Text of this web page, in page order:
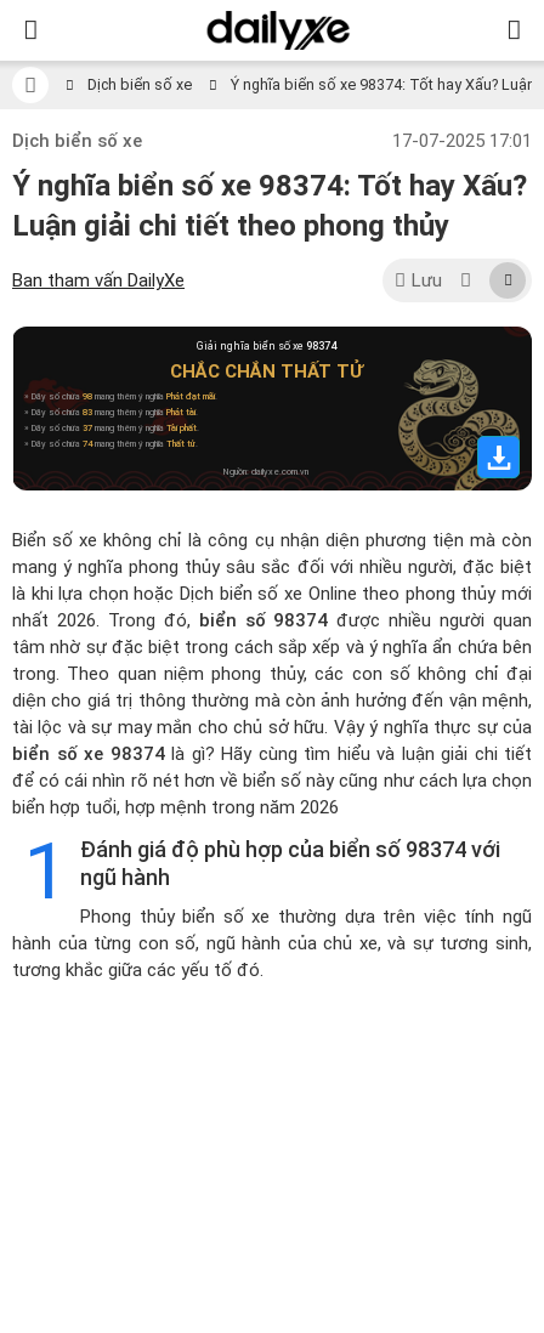
Dịch biển số xe Ý nghĩa biển số xe 98374: Tốt hay Xấu?
Dịch biển số xe 17-07-2025 17:01
Ý nghĩa biển số xe 98374: Tốt hay Xấu?
Luận giải chi tiết theo phong thủy
Ban tham vấn DailyXe Lưu
Giải nghĩa biển số xe 98374
CHẮC CHẮN THẤT TỬ
» Dãy số chứa98 mang thêm ý nghĩa Phát đạt mãi.
» Dãy số chứa 83 mang thêm ý nghĩaPhát tài.
» Dãy số chứa 37 mang thêm ý nghĩaTài phất.
» Dãy số chứa 74mang thêm ý nghĩa Thất tử.
Nguồn: dailyxe.com.vn
Biển số xe không chỉ là công cụ nhận diện phương tiện mà còn
mang ý nghĩa phong thủy sâu sắc đối với nhiều người, đặc biệt
là khi lựa chọn hoặcDịch biển số xe Online theo phong thủy mới
nhất 2026. Trong đó, biển số 98374 được nhiều người quan
tâm nhờ sự đặc biệt trong cách sắp xếp và ý nghĩa ẩn chứa bên
trong. Theo quan niệm phong thủy, các con số không chỉ đại
diện cho giá trị thông thường mà còn ảnh hưởng đến vận mệnh,
tài lộc và sự may mắn cho chủ sở hữu. Vậy ý nghĩa thực sự của
biển số xe 98374là gì? Hãy cùng tìm hiểu và luận giải chi tiết
để có cái nhìn rõ nét hơn về biển số này cũng như cách lựa chọn
biển hợp tuổi, hợp mệnh trong năm 2026
1
Đánh giá độ phù hợp của biển số 98374 với
ngũ hành
Phong thủy biển số xe thường dựa trên việc tính ngũ
hành của từng con số, ngũ hành của chủ xe, và sự tương sinh,
tương khắc giữa các yếu tố đó.